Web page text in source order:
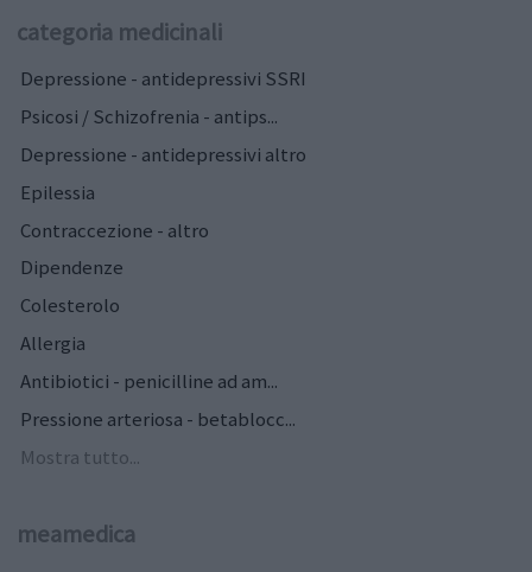
categoria medicinali
Depressione - antidepressivi SSRI
Psicosi / Schizofrenia - antips...
Depressione - antidepressivi altro
Epilessia
Contraccezione - altro
Dipendenze
Colesterolo
Allergia
Antibiotici - penicilline ad am...
Pressione arteriosa - betablocc...
Mostra tutto...
meamedica